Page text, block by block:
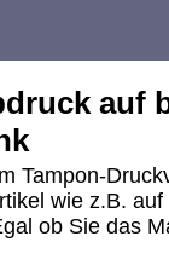
auf
Tampon-
wie z.B.
ob Sie das